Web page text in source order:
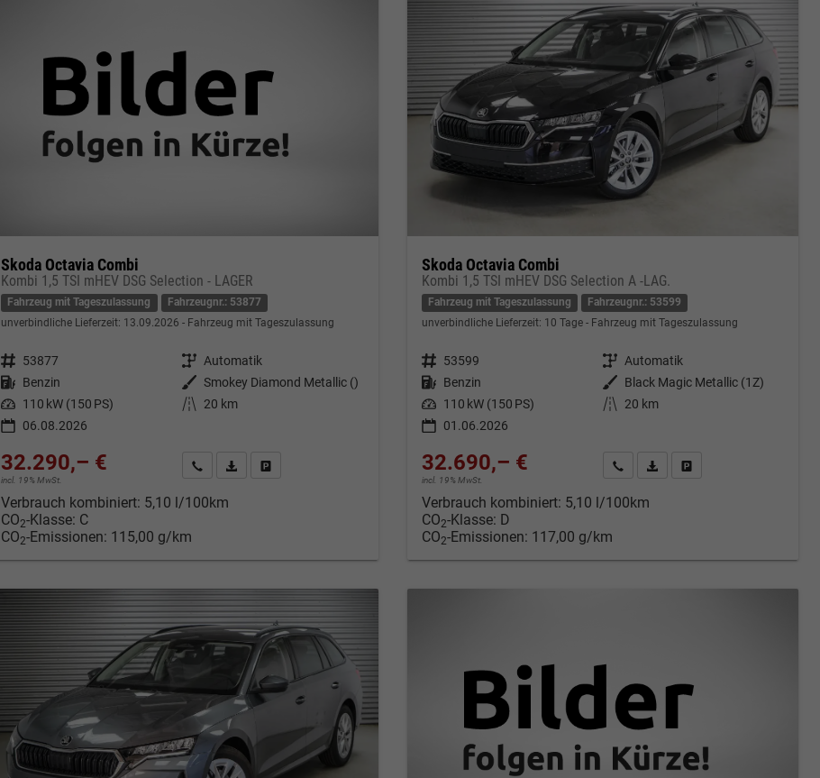
Skoda Octavia Combi
Kombi 1,5 TSI mHEV DSG Selection - LAGER
Fahrzeug mit Tageszulassung
Fahrzeugnr.: 53877
unverbindliche Lieferzeit: 13.09.2026 Fahrzeug mit Tageszulassung
Fahrzeugnr. 53877 Getriebe Automatik
Kraftstoff Benzin Außenfarbe Smokey Diamond Metallic ()
Leistung 110 kW (150 PS) Kilometerstand
20 km
06.08.2026
32.290,– €
incl. 19% MwSt.
Kontakt & Angebot anfordern
PDF-Datei, Fahrzeugexposé drucken
Fahrzeug merken/Expose drucken
Verbrauch kombiniert: 5,10 l/100km
CO2-Klasse: C
CO2-Emissionen: 115,00 g/km
Skoda Octavia Combi
Kombi 1,5 TSI mHEV DSG Selection A -LAG.
Fahrzeug mit Tageszulassung
Fahrzeugnr.: 53599
unverbindliche Lieferzeit: 10 Tage Fahrzeug mit Tageszulassung
Fahrzeugnr. 53599 Getriebe Automatik
Kraftstoff Benzin Außenfarbe
Black Magic Metallic (1Z)
Leistung 110 kW (150 PS) Kilometerstand
20 km
01.06.2026
32.690,– €
incl. 19% MwSt.
Kontakt & Angebot anfordern
PDF-Datei, Fahrzeugexposé
Fahrzeug merken/Expose
Verbrauch kombiniert: 5,10 l/100km
CO2-Klasse: D
CO2-Emissionen: 117,00 g/km